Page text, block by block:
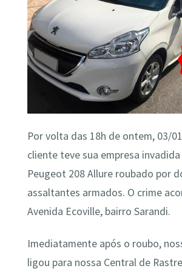
Por volta das 18h de ontem, 03/
cliente teve sua empresa invadida
Peugeot 208 Allure roubado por
assaltantes armados. O crime
Avenida Ecoville, bairro Sarandi.
Imediatamente após o roubo,
ligou para nossa Central de